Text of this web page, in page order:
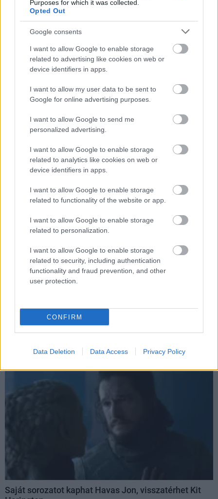
Purposes for which it was collected.
Opted Out
Google consents
I want to allow Google to enable storage
related to advertising like cookies on web or
device identifiers in apps.
I want to allow my user data to be sent to
Google for online advertising purposes.
I want to allow Google to send me
personalized advertising.
I want to allow Google to enable storage
related to analytics like cookies on web or
device identifiers in apps.
I want to allow Google to enable storage
related to functionality of the website or app.
I want to allow Google to enable storage
related to personalization.
I want to allow Google to enable storage
related to security, including authentication
functionality and fraud prevention, and other
user protection.
CONFIRM
Data Deletion Data Access Privacy Policy
HBO sorozatához
| 2023.04.07 13:20
Rövid Apple TV+-os kaland után visszatért korábbi sikere
színhelyére.
R.R. Martin erősítette meg
| 2022.06.24 11:55
Újabb produkcióval bővülhet a Trónok harca univerzuma, ez
Saját sorozatot kaphat Havas Jon, visszatérhet Kit